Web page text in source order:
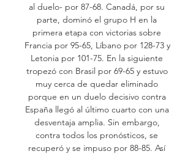
al duelo- por 87-68. Canadá, por su
parte, dominó el grupo H en la
primera etapa con victorias sobre
Francia por 95-65, Líbano por 128-73 y
Letonia por 101-75. En la siguiente
tropezó con Brasil por 69-65 y estuvo
muy cerca de quedar eliminado
porque en un duelo decisivo contra
España llegó al último cuarto con una
desventaja amplia. Sin embargo,
contra todos los pronósticos, se
recuperó y se impuso por 88-85. Así